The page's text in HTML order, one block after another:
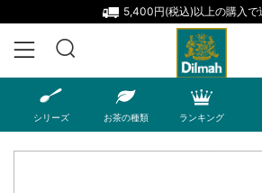
5,400円(税込)以上の購入で
MENU
シリーズ お茶の種類 ランキング